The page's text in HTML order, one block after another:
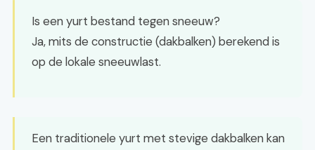
Is een yurt bestand tegen sneeuw?
Ja, mits de constructie (dakbalken) berekend is
op de lokale sneeuwlast.
Een traditionele yurt met stevige dakbalken kan